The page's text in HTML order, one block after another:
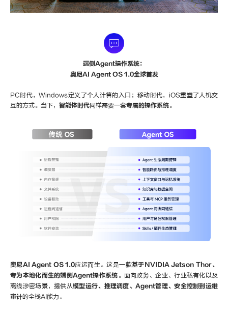
端侧Agent操作系统：
奥尼AI Agent OS 1.0全球首发
PC时代，Windows定义了个人计算的入口；移动时代，iOS重塑了人机交
互的方式。当下， 智能体时代同样需要一套专属的操作系统。
奥尼AI Agent OS 1.0应运而生。这是一款基于NVIDIA Jetson Thor、
专为本地化而生的端侧Agent操作系统 。面向政务、企业、行业私有化以及
离线涉密场景，提供从模型运行、推理调度、Agent管理、安全控制到运维
审计的全栈AI能力。